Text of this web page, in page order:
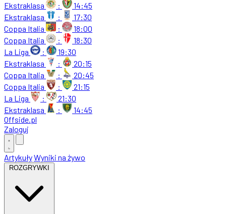
Ekstraklasa
:
14:45
Ekstraklasa
:
17:30
Coppa Italia
:
18:00
Coppa Italia
:
18:30
La Liga
:
19:30
Ekstraklasa
:
20:15
Coppa Italia
:
20:45
Coppa Italia
:
21:15
La Liga
:
21:30
Ekstraklasa
:
14:45
Offside.pl
Zaloguj
ArtykułyWyniki na żywo
ROZGRYWKI